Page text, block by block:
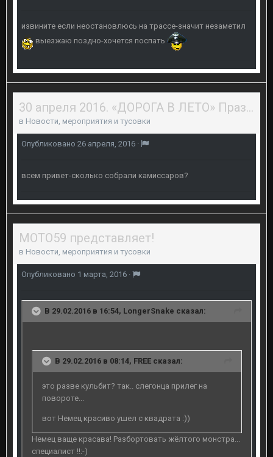
извините если неостановлюсь на трассе-значит незаметил
выезжаю поздно-хочется поспать
30 апреля 2016. «ДОРОГА В ЛЕТО» Праздник в честь приоткрытия мотосезона в Перми.
в Новости, мероприятия и тусовки
Опубликовано 26 апреля, 2016 ·
всем привет-сколько собрали камиссаров?
МОТО59 представляет!
в Новости, мероприятия и тусовки
Опубликовано 1 марта, 2016 ·
В 29.02.2016 в 16:54, LongerSnake сказал:
В 29.02.2016 в 08:14, FREE сказал:
это разве кульбит? так.. слегонца прилег на
повороте...
вот Немец красиво ушел с квадрата :))
Немец ваще красава! Разбортовать жёлтого монстра...
специалист !!:-)